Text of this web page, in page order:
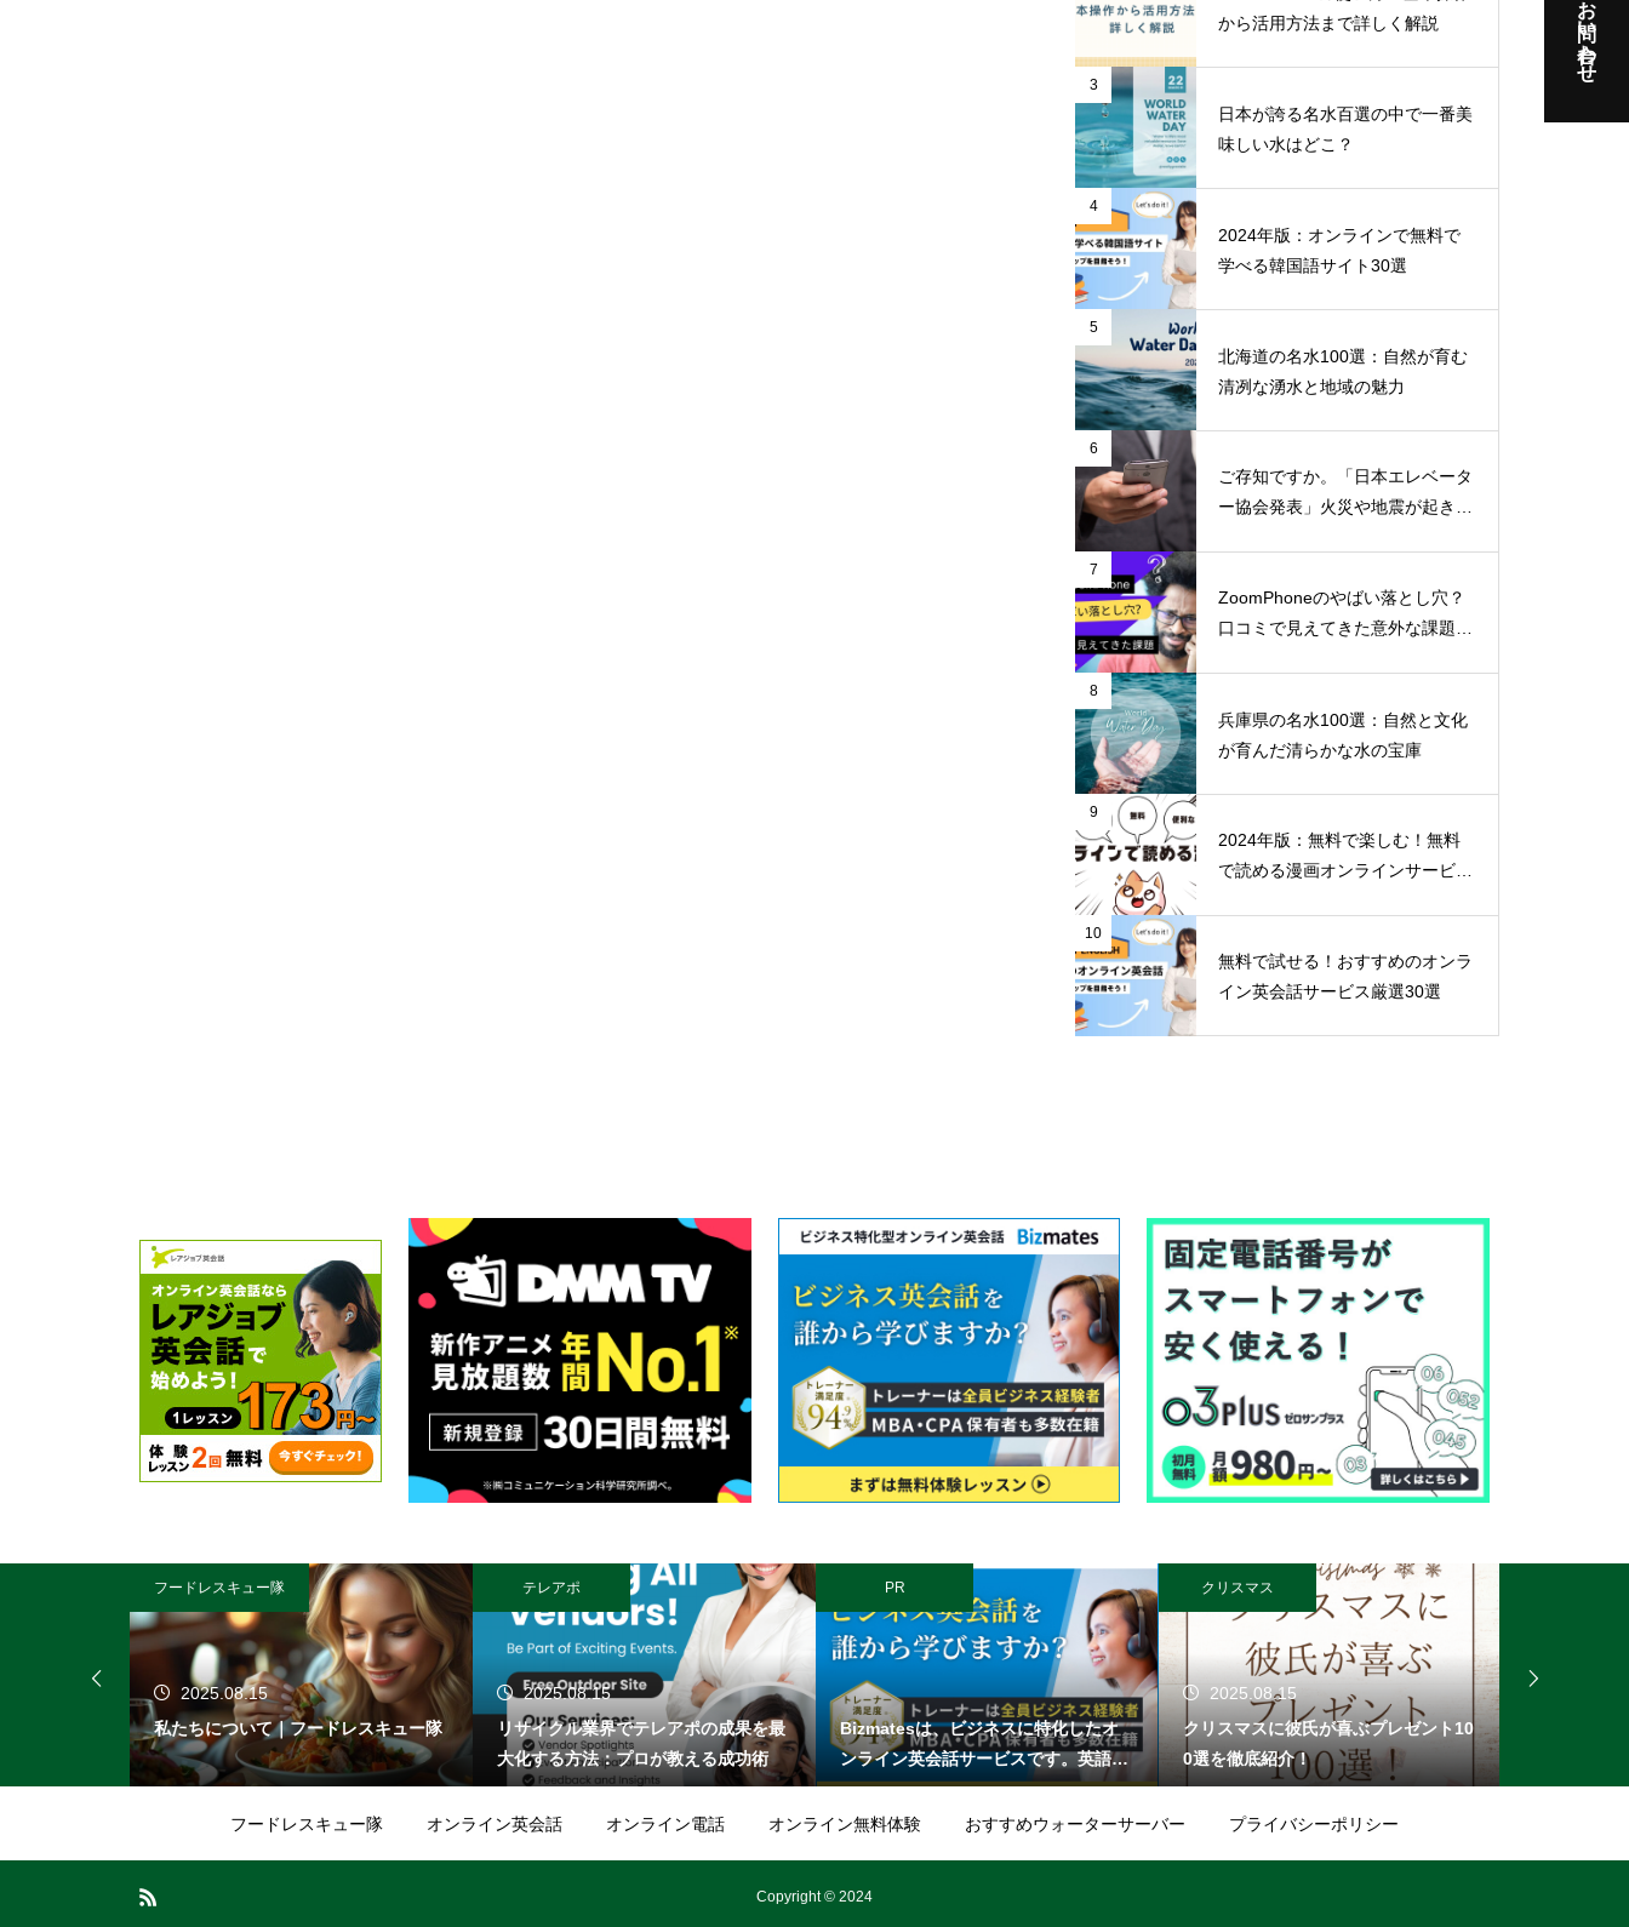
から活用方法まで詳しく解説
3
日本が誇る名水百選の中で一番美
味しい水はどこ？
4
2024年版：オンラインで無料で
学べる韓国語サイト30選
5
北海道の名水100選：自然が育む
清冽な湧水と地域の魅力
6
ご存知ですか。「日本エレベータ
ー協会発表」火災や地震が起きた
7
ZoomPhoneのやばい落とし穴？
口コミで見えてきた意外な課題と
8
兵庫県の名水100選：自然と文化
が育んだ清らかな水の宝庫
9
2024年版：無料で楽しむ！無料
で読める漫画オンラインサービス
10
無料で試せる！おすすめのオンラ
イン英会話サービス厳選30選
フードレスキュー隊
2025.08.15
私たちについて｜フードレスキュー隊
テレアポ
2025.08.15
リサイクル業界でテレアポの成果を最
大化する方法：プロが教える成功術
PR
Bizmatesは、ビジネスに特化したオ
ンライン英会話サービスです。英語で
「話す」だけでなく、「仕事ができ
る」英語力を身につけることを目指し
クリスマス
2025.08.15
クリスマスに彼氏が喜ぶプレゼント10
0選を徹底紹介！
め
フードレスキュー隊
オンライン英会話 オンライン電話 オンライン無料体験 おすすめウォーターサーバー プライバシーポリシー
Copyright © 2024
お問い合わせ